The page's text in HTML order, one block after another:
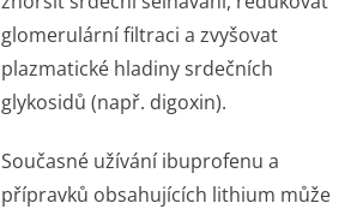
glomerulární filtraci a zvyšovat
plazmatické hladiny srdečních
glykosidů (např. digoxin).
Současné užívání ibuprofenu a
přípravků obsahujících lithium může